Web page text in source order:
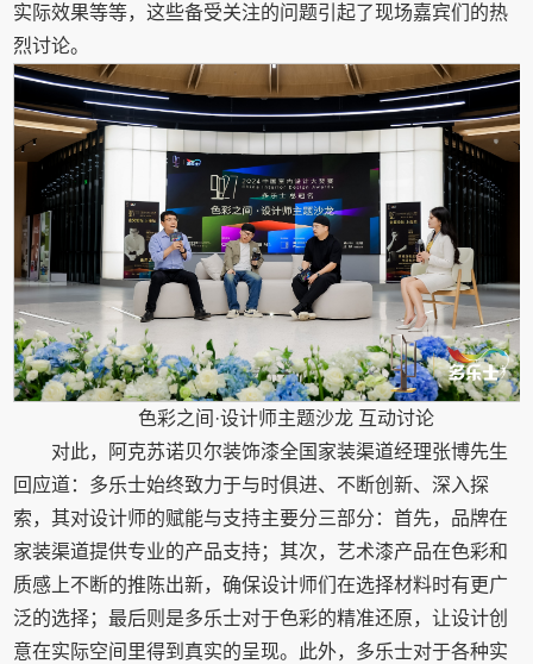
实际效果等等，这些备受关注的问题引起了现场嘉宾们的热
烈讨论。
色彩之间·设计师主题沙龙 互动讨论
对此，阿克苏诺贝尔装饰漆全国家装渠道经理张博先生
回应道：多乐士始终致力于与时俱进、不断创新、深入探
索，其对设计师的赋能与支持主要分三部分：首先，品牌在
家装渠道提供专业的产品支持；其次，艺术漆产品在色彩和
质感上不断的推陈出新，确保设计师们在选择材料时有更广
泛的选择；最后则是多乐士对于色彩的精准还原，让设计创
意在实际空间里得到真实的呈现。此外，多乐士对于各种实